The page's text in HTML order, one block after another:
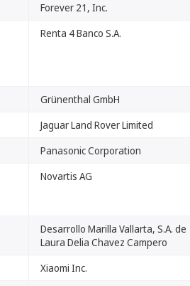
Forever 21, Inc.
Renta 4 Banco S.A.
Grünenthal GmbH
Jaguar Land Rover Limited
Panasonic Corporation
Novartis AG
Desarrollo Marilla Vallarta, S.A. de
Laura Delia Chavez Campero
Xiaomi Inc.